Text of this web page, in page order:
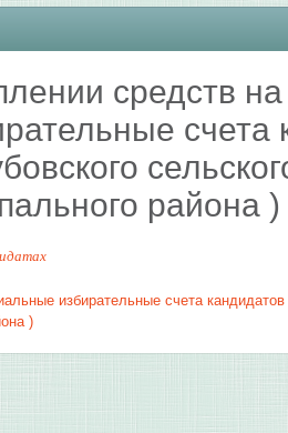
средств на
счета
района )
избирательные счета
)